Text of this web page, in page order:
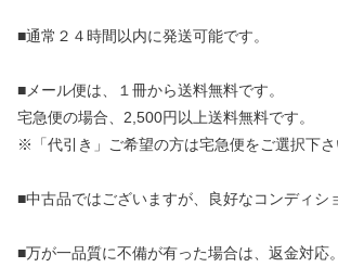
■通常２４時間以内に発送可能です。
■メール便は、１冊から送料無料です。
宅急便の場合、2,500円以上送料無料です。
※「代引き」ご希望の方は宅急便をご選択下さ
■中古品ではございますが、良好なコンディシ
■万が一品質に不備が有った場合は、返金対応。